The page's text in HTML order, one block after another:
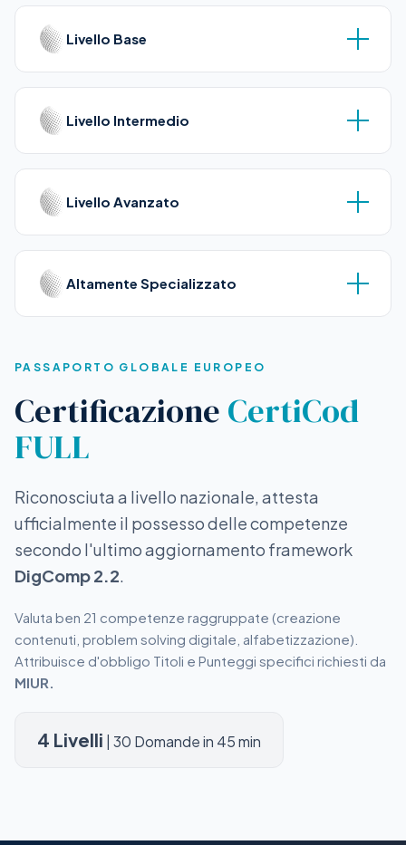
Livello Base
Livello Intermedio
Livello Avanzato
Altamente Specializzato
PASSAPORTO GLOBALE EUROPEO
Certificazione CertiCod
FULL
Riconosciuta a livello nazionale, attesta
ufficialmente il possesso delle competenze
secondo l'ultimo aggiornamento framework
DigComp 2.2.
Valuta ben 21 competenze raggruppate (creazione
contenuti, problem solving digitale, alfabetizzazione).
Attribuisce d'obbligo Titoli e Punteggi specifici richiesti da
MIUR.
4 Livelli | 30 Domande in 45 min